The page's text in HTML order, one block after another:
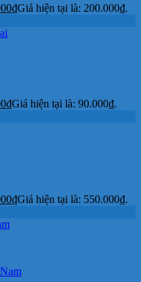
₫Giá hiện tại là: 200.000₫.
₫Giá hiện tại là: 90.000₫.
₫Giá hiện tại là: 550.000₫.